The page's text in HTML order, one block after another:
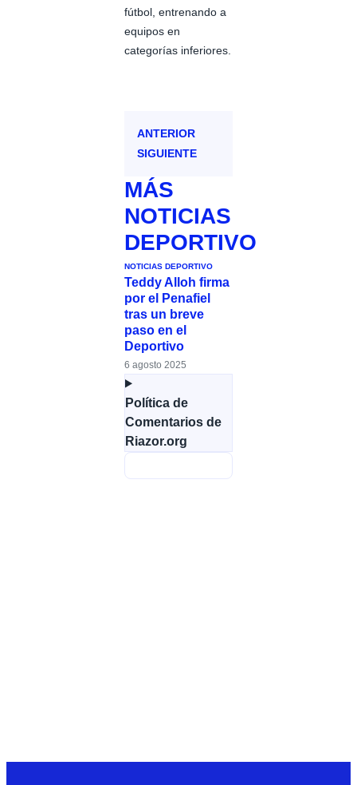
fútbol, entrenando a
equipos en
categorías inferiores.
ANTERIOR
SIGUIENTE
MÁS
NOTICIAS
DEPORTIVO
NOTICIAS DEPORTIVO
Teddy Alloh firma
por el Penafiel
tras un breve
paso en el
Deportivo
6 agosto 2025
Política de
Comentarios de
Riazor.org